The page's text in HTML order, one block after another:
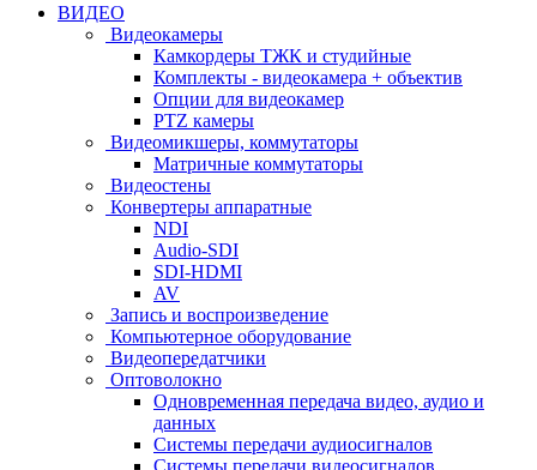
ВИДЕО
Видеокамеры
Камкордеры ТЖК и студийные
Комплекты - видеокамера + объектив
Опции для видеокамер
PTZ камеры
Видеомикшеры, коммутаторы
Матричные коммутаторы
Видеостены
Конвертеры аппаратные
NDI
Audio-SDI
SDI-HDMI
AV
Запись и воспроизведение
Компьютерное оборудование
Видеопередатчики
Оптоволокно
Одновременная передача видео, аудио и
данных
Системы передачи аудиосигналов
Системы передачи видеосигналов